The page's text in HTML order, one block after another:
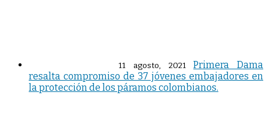
11 agosto, 2021
Primera Dama
resalta compromiso de 37 jóvenes embajadores en
la protección de los páramos colombianos.